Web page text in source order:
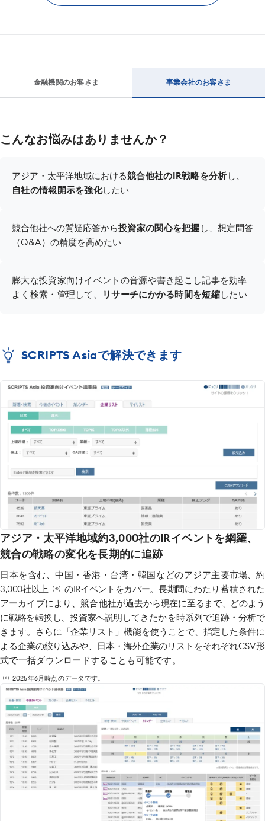
金融機関のお客さま 事業会社のお客さま
こんなお悩みはありませんか？
アジア・太平洋地域における競合他社のIR戦略を分析し、
自社の情報開示を強化したい
競合他社への質疑応答から投資家の関心を把握 し、想定問答
（Q&A）の精度を高めたい
膨大な投資家向けイベントの音源や書き起こし記事を効率
よく検索・管理して、
リサーチにかかる時間を短縮したい
SCRIPTS Asiaで解決できます
アジア・太平洋地域約3,000社のIRイベントを網羅、
競合の戦略の変化を長期的に追跡
日本を含む、中国・香港・台湾・韓国などのアジア主要市場、約
3,000社以上 （※） のIRイベントをカバー。長期間にわたり蓄積された
アーカイブにより、競合他社が過去から現在に至るまで、どのよう
に戦略を転換し、投資家へ説明してきたかを時系列で追跡・分析で
きます。さらに「企業リスト」機能を使うことで、指定した条件に
よる企業の絞り込みや、日本・海外企業のリストをそれぞれCSV形
式で一括ダウンロードすることも可能です。
（※） 2025年6月時点のデータです。